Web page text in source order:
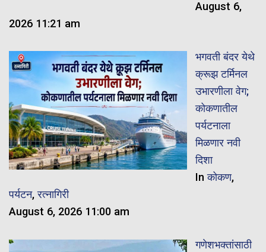
August 6,
2026 11:21 am
भगवती बंदर येथे
क्रूझ टर्मिनल
उभारणीला वेग;
कोकणातील
पर्यटनाला
मिळणार नवी
दिशा
Inकोकण,
पर्यटन,रत्नागिरी
August 6, 2026 11:00 am
गणेशभक्तांसाठी